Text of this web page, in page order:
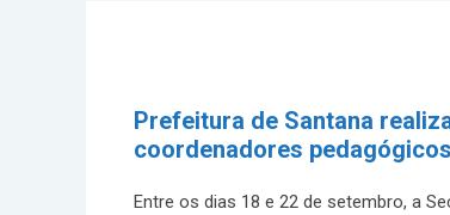
Prefeitura de Santana
coordenadores pedagógicos
Entre os dias 18 e 22 de setembro, a